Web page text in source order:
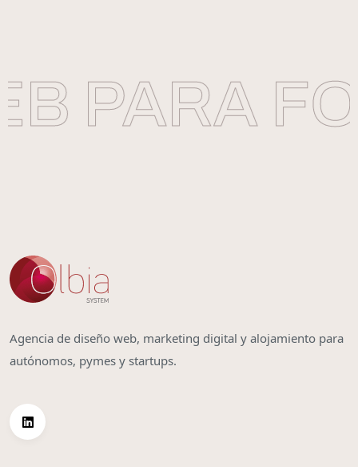
PARA
Agencia de diseño web, marketing digital y alojamiento para
autónomos, pymes y startups.